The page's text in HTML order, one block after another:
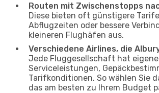
Routen mit Zwischenstopps
Diese bieten oft günstigere
Abflugzeiten oder bessere
kleineren Flughäfen aus.
Verschiedene Airlines, die
Jede Fluggesellschaft hat eigene
Serviceleistungen,
Tarifkonditionen. So wählen Sie
das am besten zu Ihrem Budget